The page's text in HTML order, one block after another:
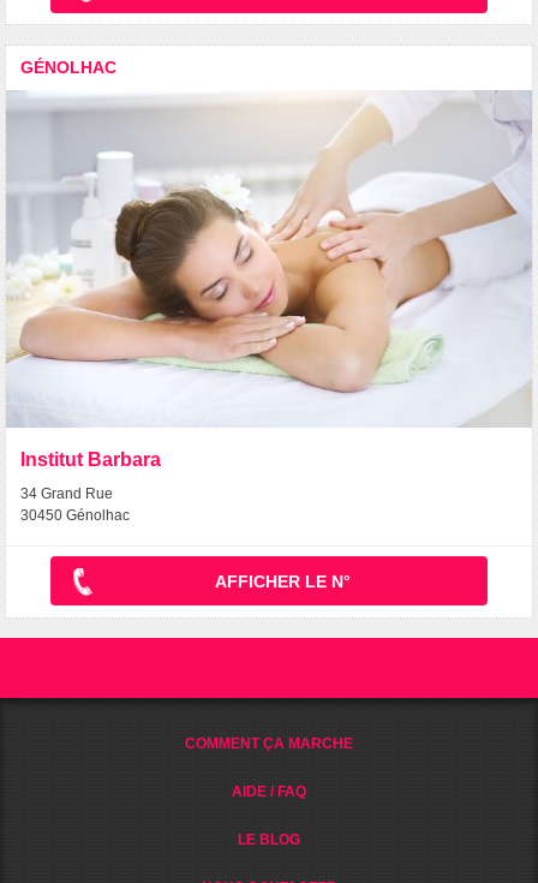
GÉNOLHAC
Institut Barbara
34 Grand Rue
30450 Génolhac
AFFICHER LE N°
COMMENT ÇA MARCHE
AIDE / FAQ
LE BLOG